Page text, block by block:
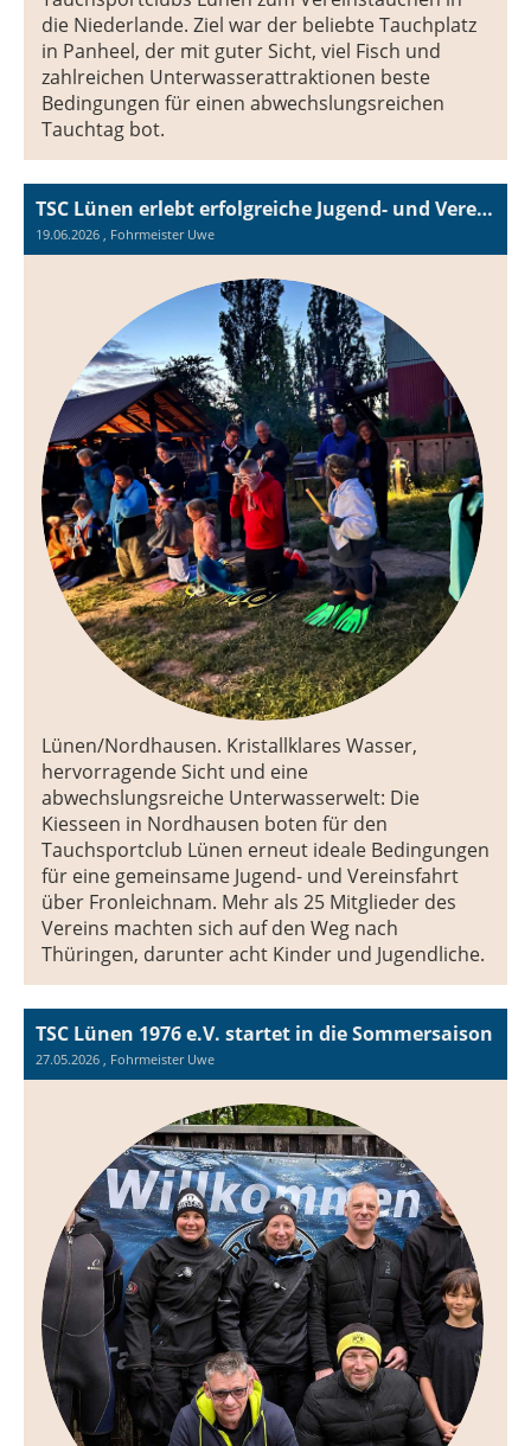
die Niederlande. Ziel war der beliebte Tauchplatz
in Panheel, der mit guter Sicht, viel Fisch und
zahlreichen Unterwasserattraktionen beste
Bedingungen für einen abwechslungsreichen
Tauchtag bot.
TSC Lünen erlebt erfolgreiche Jugend- und Vereinsfahrt nach Nordhausen
19.06.2026 , Fohrmeister Uwe
Lünen/Nordhausen. Kristallklares Wasser,
hervorragende Sicht und eine
abwechslungsreiche Unterwasserwelt: Die
Kiesseen in Nordhausen boten für den
Tauchsportclub Lünen erneut ideale Bedingungen
für eine gemeinsame Jugend- und Vereinsfahrt
über Fronleichnam. Mehr als 25 Mitglieder des
Vereins machten sich auf den Weg nach
Thüringen, darunter acht Kinder und Jugendliche.
TSC Lünen 1976 e.V. startet in die Sommersaison
27.05.2026 , Fohrmeister Uwe